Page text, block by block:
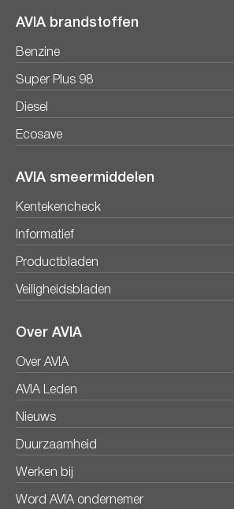
AVIA brandstoffen
Benzine
Super Plus 98
Diesel
Ecosave
AVIA smeermiddelen
Kentekencheck
Informatief
Productbladen
Veiligheidsbladen
Over AVIA
Over AVIA
AVIA Leden
Nieuws
Duurzaamheid
Werken bij
Word AVIA ondernemer